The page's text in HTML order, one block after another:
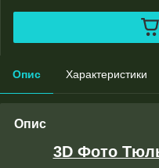
Опис Характеристики
Опис
3D Фото